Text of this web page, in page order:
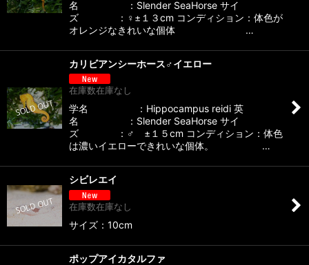
名 ：Slender SeaHorse サイ
ズ ：♀±１３cm コンディション：体色が
オレンジなきれいな個体 …
カリビアンシーホース♂イエロー
在庫数在庫なし
学名 ：Hippocampus reidi 英
名 ：Slender SeaHorse サイ
ズ ：♂ ±１５cm コンディション：体色
は濃いイエローできれいな個体。 …
シビレエイ
在庫数在庫なし
サイズ：10cm
ポップアイカタルファ